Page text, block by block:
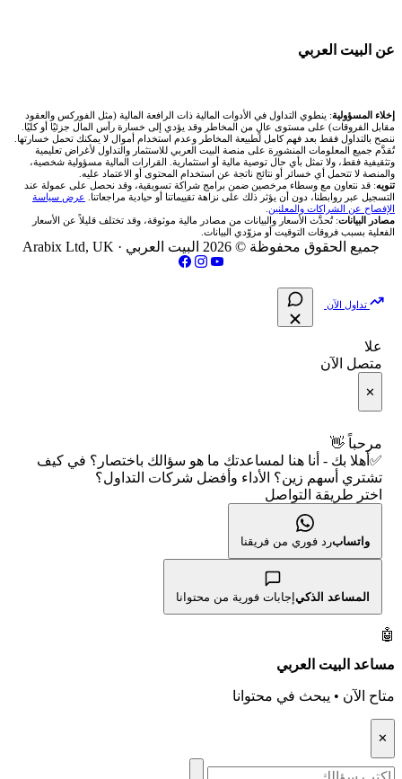
انتراكتيف بروكرز IBKR
شركات تداول في فلسطين
شركات تداول في مصر
🇶🇦 بورصة قطر
🇧🇭 بورصة البحرين
🇴🇲 بورصة مسقط
🇵🇸 بورصة فلسطين
📋 جميع الأسهم
🕌 الأسهم الحلال
📊 حاسبة قيمة النقطة
📌 حاسبة النقاط المحورية
📏 حاسبة حجم المركز
🔄 حاسبة تكلفة السواب
📈 حاسبة عائد التداول
📊 حاسبة الربح التراكمي
🇺🇸 متى يفتح السوق الأمريكي؟
🛠️ كل الأدوات
🌐 المؤشرات العالمية
🥇 أسعار الذهب والمعادن
💱 أسعار العملات والفوركس
💵 سعر الريال السعودي في مصر
📅 المؤشرات الاقتصادية
عن البيت العربي
من نحن
تواصل معنا
فريق المؤلفين
مقالات تعليمية
سياسة تقييم الشركات
الإبلاغ عن شركة نصابة
سياسة الخصوصية
إخلاء المسؤولية: ينطوي التداول في الأدوات المالية ذات الرافعة المالية (مثل الفوركس والعقود
مقابل الفروقات) على مستوى عالٍ من المخاطر وقد يؤدي إلى خسارة رأس المال جزئيًا أو كليًا.
ننصح بالتداول فقط بعد فهم كامل لطبيعة المخاطر وعدم استخدام أموال لا يمكنك تحمل خسارتها.
تُقدَّم جميع المعلومات المنشورة على منصة البيت العربي للاستثمار والتداول لأغراض تعليمية
وتثقيفية فقط، ولا تمثل بأي حال توصية مالية أو استثمارية. القرارات المالية مسؤولية شخصية،
والمنصة لا تتحمل أي خسائر أو نتائج ناتجة عن استخدام المحتوى أو الاعتماد عليه.
تنويه: قد نتعاون مع وسطاء مرخصين ضمن برامج شراكة تسويقية، وقد نحصل على عمولة عند
التسجيل عبر روابطنا، دون أن يؤثر ذلك على نزاهة تقييماتنا أو حيادية مراجعاتنا. عرض سياسة
الإفصاح عن الشراكات والمعلنين
مصادر البيانات: تُحدَّث الأسعار والبيانات من مصادر مالية موثوقة، وقد تختلف قليلاً عن الأسعار
الفعلية بسبب فروقات التوقيت أو مزوّدي البيانات.
جميع الحقوق محفوظة © 2026 البيت العربي · Arabix Ltd, UK
تداول الآن
علا
متصل الآن
✕
مرحباً 👋
✅أهلا بك - أنا هنا لمساعدتك ما هو سؤالك باختصار؟ في كيف
تشتري أسهم زين؟ الأداء وأفضل شركات التداول؟
اختر طريقة التواصل
واتسابرد فوري من فريقنا
المساعد الذكي إجابات فورية من محتوانا
🤖
مساعد البيت العربي
متاح الآن • يبحث في محتوانا
✕